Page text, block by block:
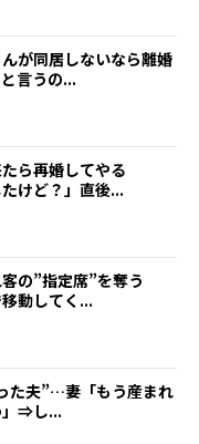
が同居しないなら離婚
言うの...
ら再婚してやる
けど？」直後...
の”指定席”を奪う
動してく...
た夫”…妻「もう産まれ
」⇒し...